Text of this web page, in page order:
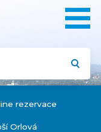
rezervace
Orlová